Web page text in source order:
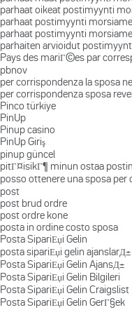
parhaat oikeat postimyynti
parhaat postimyynti
parhaat postimyynti
parhaiten arvioidut
Pays des mariГ©es par
pbnov
per corrispondenza la sposa
per corrispondenza sposa
Pinco türkiye
PinUp
Pinup casino
PinUp Giriş
pinup güncel
pitГ¤isikГ¶ minun ostaa
posso ottenere una sposa
post
post brud ordre
post ordre kone
posta in ordine costo sposa
Posta SipariЕџi Gelin
posta sipariЕџi gelin ajanslarД±
Posta SipariЕџi Gelin AjansД±
Posta SipariЕџi Gelin Bilgileri
Posta SipariЕџi Gelin Craigslist
Posta SipariЕџi Gelin GerГ§ek